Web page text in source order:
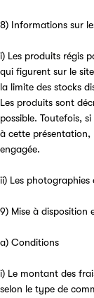
8) Informations sur
i) Les produits régis
qui figurent sur le
la limite des stocks
Les produits sont
possible. Toutefois,
à cette présentation,
engagée.
ii) Les
9) Mise à disposition
a) Conditions
i) Le montant des
selon le type de